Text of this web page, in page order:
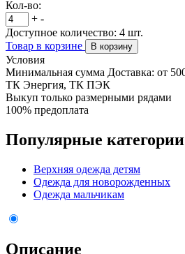
Кол-во:
+ -
Доступное количество: 4 шт.
Товар в корзине
В корзину
Условия
Минимальная сумма Доставка: от
ТК Энергия, ТК ПЭК
Выкуп только размерными рядами
100% предоплата
Популярные категории
Верхняя одежда детям
Одежда для новорожденных
Одежда мальчикам
Описание